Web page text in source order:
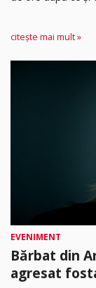
citește mai mult »
EVENIMENT
Bărbat din
agresat